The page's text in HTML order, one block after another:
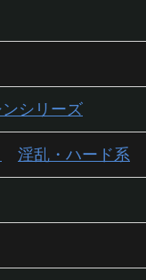
シリーズ
淫乱・ハード系